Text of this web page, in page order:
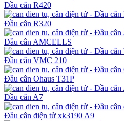
Đầu cân R420
Đầu cân R320
Đầu cân AMCELLS
Đầu cân VMC 210
Đầu cân Ohaus T31P
Đầu cân A7
Đầu cân điện tử xk3190 A9